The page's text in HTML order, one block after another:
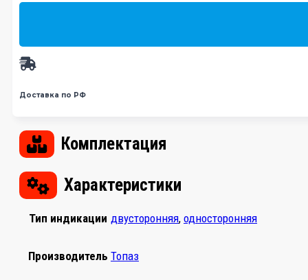
Доставка по РФ
Комплектация
Характеристики
Тип индикации двусторонняя, односторонняя
Производитель Топаз